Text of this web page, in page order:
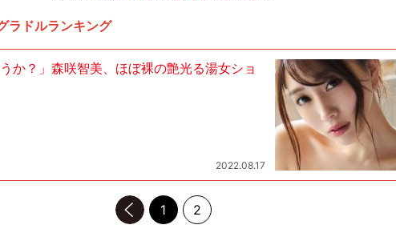
ラドルランキング
か？」森咲智美、ほぼ裸の艶光る湯女ショ
2022.08.17
前のページへ
1 2